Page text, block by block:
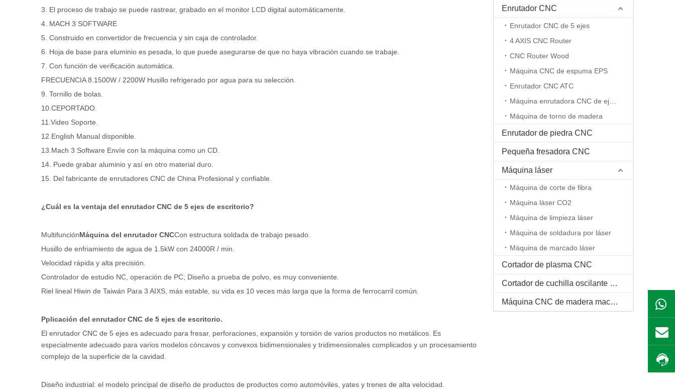
3. El proceso de trabajo se puede rastrear, grabado en el monitor LCD digital automáticamente.
4. MACH 3 SOFTWARE
5. Construido en convertidor de frecuencia y sin caja de controlador.
6. Hoja de base para eluminio es pesada, lo que puede asegurarse de que no haya vibración cuando se trabaje.
7. Con función de verificación automática.
FRECUENCIA 8.1500W / 2200W Husillo refrigerado por agua para su selección.
9. Tornillo de bolas.
10.CEPORTADO.
11.Video Soporte.
12.English Manual disponible.
13.Mach 3 Software Envíe con la máquina como un CD.
14. Puede grabar aluminio y así en otro material duro.
15. Del fabricante de enrutadores CNC de China Profesional y confiable.
¿Cuál es la ventaja del enrutador CNC de 5 ejes de escritorio?
MultifunciónMáquina del enrutador CNCCon estructura soldada de trabajo pesado.
Husillo de enfriamiento de agua de 1.5kW con 24000R / min.
Velocidad rápida y alta precisión.
Controlador de estudio NC, operación de PC; Diseño a prueba de polvo, es muy conveniente.
Riel lineal Hiwin de Taiwán Para 3 AIXS, más estable, su vida es 10 veces más larga que la forma de ferrocarril común.
Pplicación del enrutador CNC de 5 ejes de escritorio.
El enrutador CNC de 5 ejes es adecuado para fresar, perforaciones, expansión y torsión de varios productos no metálicos. Es
especialmente adecuado para varios modelos cóncavos y convexos bidimensionales y tridimensionales complicados y un procesamiento
complejo de la superficie de la cavidad.
Diseño industrial: el modelo principal de diseño de productos de productos como automóviles, yates y trenes de alta velocidad.
Enrutador CNC
Enrutador CNC de 5 ejes
4 AXIS CNC Router
CNC Router Wood
Máquina CNC de espuma EPS
Enrutador CNC ATC
Máquina de torno de madera
Enrutador de piedra CNC
Pequeña fresadora CNC
Máquina láser
Máquina de corte de fibra
Máquina láser CO2
Máquina de limpieza láser
Máquina de soldadura por láser
Máquina de marcado láser
Cortador de plasma CNC
Cortador de cuchilla oscilante CNC
Máquina CNC de madera maciza